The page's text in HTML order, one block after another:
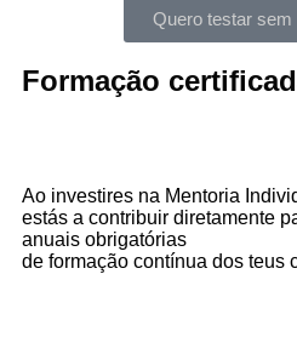
Quero testar sem
Formação
Ao investires na Mentoria
estás a contribuir diretamente
anuais obrigatórias
de formação contínua dos teus